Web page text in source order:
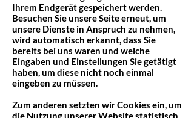
Ihrem Endgerät gespeichert werden.
Besuchen Sie unsere Seite erneut, um
unsere Dienste in Anspruch zu nehmen,
wird automatisch erkannt, dass Sie
bereits bei uns waren und welche
Eingaben und Einstellungen Sie getätigt
haben, um diese nicht noch einmal
eingeben zu müssen.
Zum anderen setzten wir Cookies ein, um
die Nutzung unserer Website statistisch